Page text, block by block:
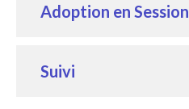
Adoption en
Suivi